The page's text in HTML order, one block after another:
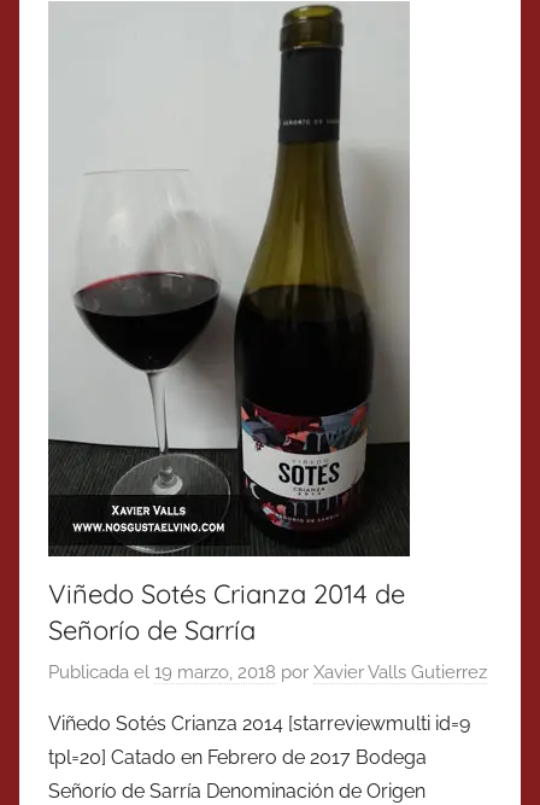
Viñedo Sotés Crianza 2014 de
Señorío de Sarría
Publicada el 19 marzo, 2018 por Xavier Valls Gutierrez
Viñedo Sotés Crianza 2014 [starreviewmulti id=9
tpl=20] Catado en Febrero de 2017 Bodega
Señorío de Sarría Denominación de Origen